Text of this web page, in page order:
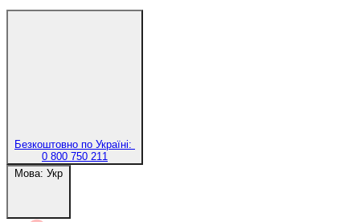
Безкоштовно по Україні:
0 800 750 211
Мова: Укр